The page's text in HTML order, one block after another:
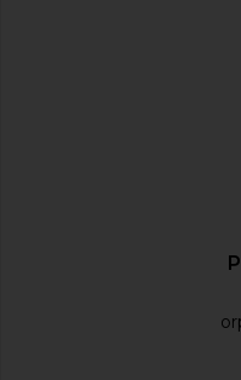
EN DÉCOUVRIR
Robes Près Du